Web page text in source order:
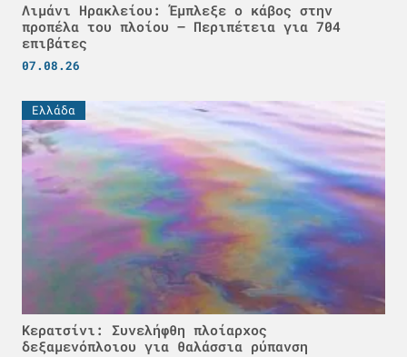
Λιμάνι Ηρακλείου: Έμπλεξε ο κάβος στην
προπέλα του πλοίου – Περιπέτεια για 704
επιβάτες
07.08.26
Ελλάδα
Κερατσίνι: Συνελήφθη πλοίαρχος
δεξαμενόπλοιου για θαλάσσια ρύπανση